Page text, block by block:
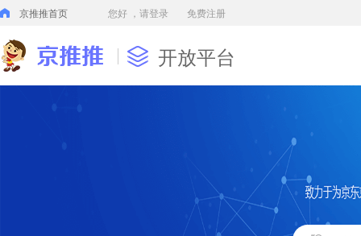
京推推首页 您好 ，请登录 免费注册
开放平台